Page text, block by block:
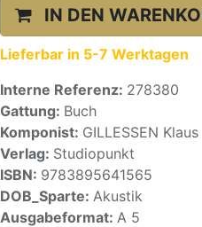
IN DEN
Lieferbar in 5-7 Werktagen
Interne Referenz: 278380
Gattung: Buch
Komponist: GILLESSEN Klaus
Verlag: Studiopunkt
ISBN: 9783895641565
DOB_Sparte: Akustik
Ausgabeformat: A 5